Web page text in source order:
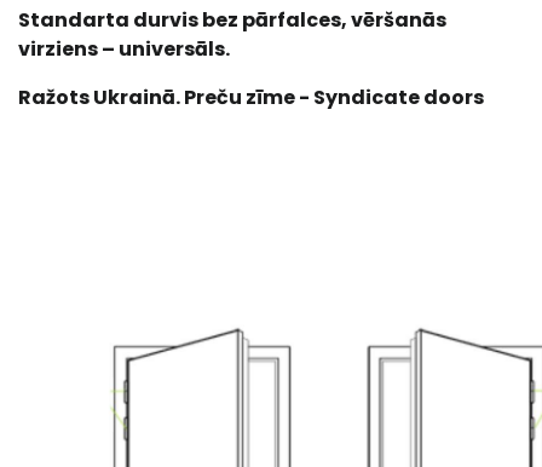
Standarta durvis bez pārfalces, vēršanās
virziens – universāls.
Ražots Ukrainā. Preču zīme - Syndicate doors